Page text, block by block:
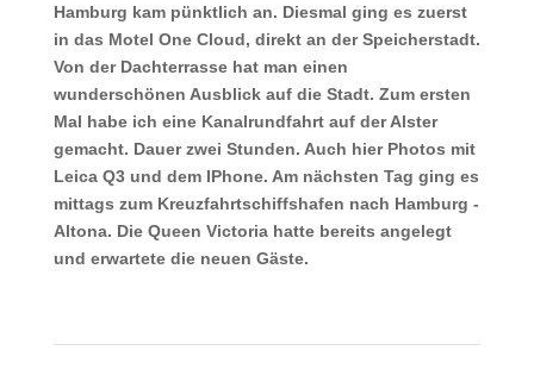
Hamburg kam pünktlich an. Diesmal ging es zuerst
in das Motel One Cloud, direkt an der Speicherstadt.
Von der Dachterrasse hat man einen
wunderschönen Ausblick auf die Stadt. Zum ersten
Mal habe ich eine Kanalrundfahrt auf der Alster
gemacht. Dauer zwei Stunden. Auch hier Photos mit
Leica Q3 und dem IPhone. Am nächsten Tag ging es
mittags zum Kreuzfahrtschiffshafen nach Hamburg -
Altona. Die Queen Victoria hatte bereits angelegt
und erwartete die neuen Gäste.